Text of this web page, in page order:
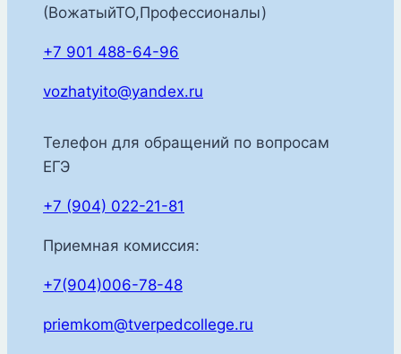
(ВожатыйТО,Профессионалы)
+7 901 488-64-96
vozhatyito@yandex.ru
Телефон для обращений по вопросам
ЕГЭ
+7 (904) 022-21-81
Приемная комиссия:
+7(904)006-78-48
priemkom@tverpedcollege.ru